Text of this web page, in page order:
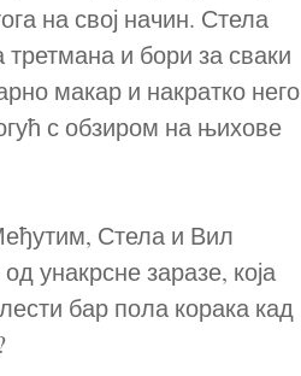
на свој начин. Стела
и бори за сваки
макар и накратко него
с обзиром на њихове
Стела и Вил
унакрсне заразе, која
бар пола корака кад